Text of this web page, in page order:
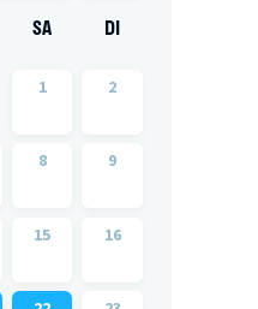
SA DI
1 2
8 9
15 16